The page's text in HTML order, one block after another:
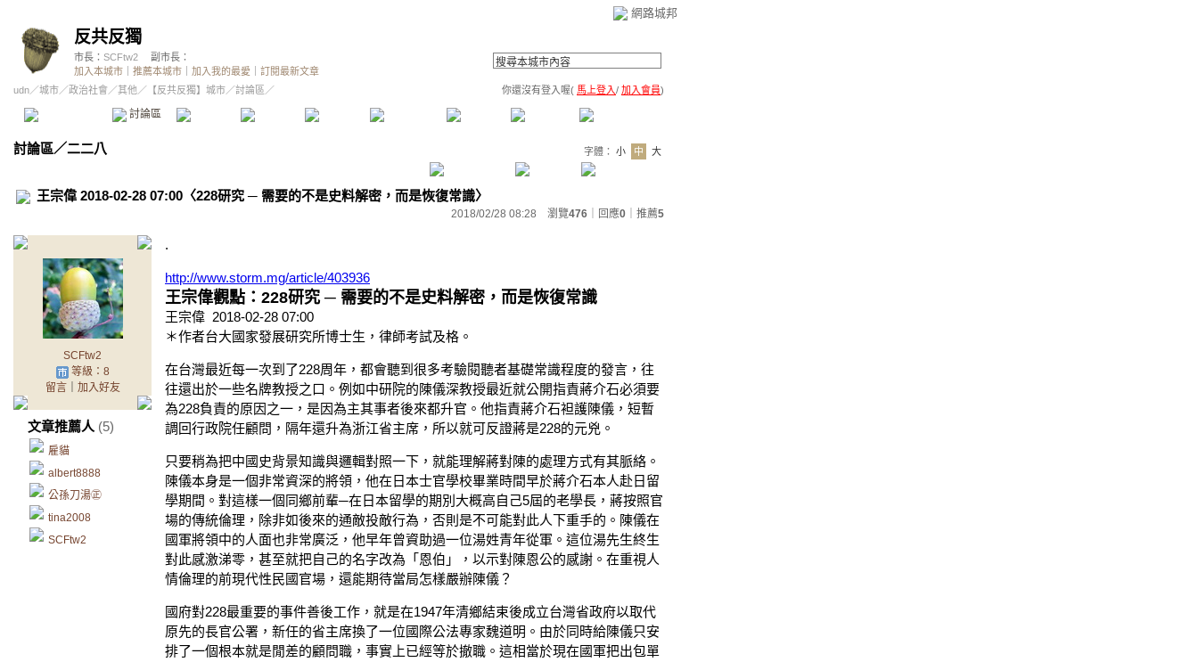
網路城邦
反共反獨
市長： SCFtw2
副市長：
加入本城市
推薦本城市 加入我的最愛
訂閱最新文章
udn／城市／政治社會 ／其他 ／ 【反共反獨】城市／討論區／ 你還沒有登入喔( 馬上登入/ 加入會員)
討論區 精華區 投票區 影像館 公告區 訪客簿 市政中心
討論區／二二八 字體： 小 中 大
王宗偉 2018-02-28 07:00〈228研究 ─ 需要的不是史料解密，而是恢復常識〉
2018/02/28 08:28 瀏覽476 ｜回應0 推薦5
SCFtw2
等級：8
留言｜ 加入好友
文章推薦人 (5)
雇貓
albert8888
公孫刀湯㊣
tina2008
SCFtw2
.
http://www.storm.mg/article/403936
王宗偉觀點：228研究 ─ 需要的不是史料解密，而是恢復常識
王宗偉 2018-02-28 07:00
＊作者台大國家發展研究所博士生，律師考試及格。
在台灣最近每一次到了228周年，都會聽到很多考驗閱聽者基礎常識程度的發言，往
往還出於一些名牌教授之口。例如中研院的陳儀深教授最近就公開指責蔣介石必須要
為228負責的原因之一，是因為主其事者後來都升官。他指責蔣介石袒護陳儀，短暫
調回行政院任顧問，隔年還升為浙江省主席，所以就可反證蔣是228的元兇。
只要稍為把中國史背景知識與邏輯對照一下，就能理解蔣對陳的處理方式有其脈絡。
陳儀本身是一個非常資深的將領，他在日本士官學校畢業時間早於蔣介石本人赴日留
學期間。對這樣一個同鄉前輩─在日本留學的期別大概高自己5屆的老學長，蔣按照官
場的傳統倫理，除非如後來的通敵投敵行為，否則是不可能對此人下重手的。陳儀在
國軍將領中的人面也非常廣泛，他早年曾資助過一位湯姓青年從軍。這位湯先生終生
對此感激涕零，甚至就把自己的名字改為「恩伯」，以示對陳恩公的感謝。在重視人
情倫理的前現代性民國官場，還能期待當局怎樣嚴辦陳儀？
國府對228最重要的事件善後工作，就是在1947年清鄉結束後成立台灣省政府以取代
原先的長官公署，新任的省主席換了一位國際公法專家魏道明。由於同時給陳儀只安
排了一個根本就是閒差的顧問職，事實上已經等於撤職。這相當於現在國軍把出包單